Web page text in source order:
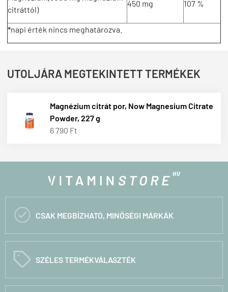
citráttól)
450 mg 107 %
*napi érték nincs meghatározva.
UTOLJÁRA MEGTEKINTETT TERMÉKEK
Magnézium citrát por, Now Magnesium Citrate
Powder, 227 g
6 790 Ft
 CSAK MEGBÍZHATÓ, MINŐSÉGI MÁRKÁK
C SZÉLES TERMÉKVÁLASZTÉK